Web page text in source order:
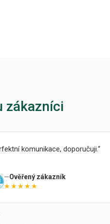
zákazníci
komunikace, doporučuji.
Ověřený zákazník
★★★★★